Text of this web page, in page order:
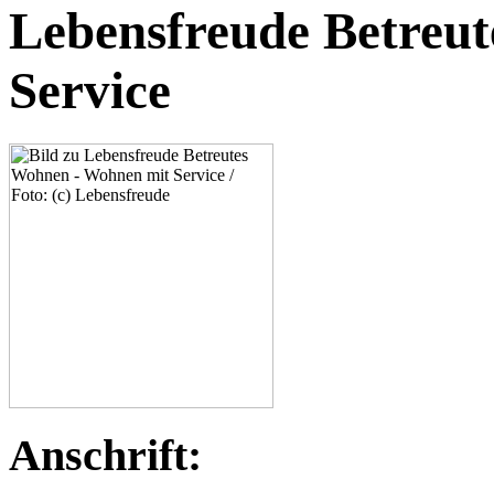
Lebensfreude
Service
Anschrift: